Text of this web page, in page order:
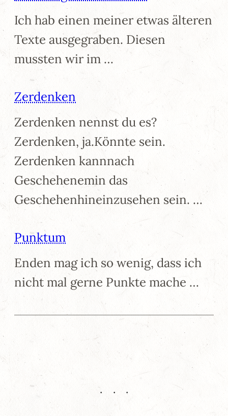
Ich hab einen meiner etwas älteren
Texte ausgegraben. Diesen
mussten wir im …
Zerdenken
Zerdenken nennst du es?
Zerdenken, ja.Könnte sein.
Zerdenken kannnach
Geschehenemin das
Geschehenhineinzusehen sein. …
Punktum
Enden mag ich so wenig, dass ich
nicht mal gerne Punkte mache …